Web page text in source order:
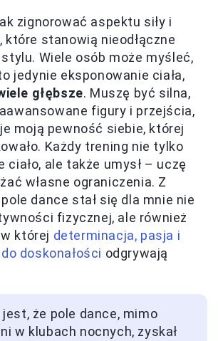
zignorować aspektu siły i
które stanowią nieodłączne
Wiele osób może myśleć,
jedynie eksponowanie ciała,
głębsze. Muszę być silna,
figury i przejścia,
moją pewność siebie, której
Każdy trening nie tylko
ciało, ale także umysł – uczę
własne ograniczenia. Z
dance stał się dla mnie nie
fizycznej, ale również
której determinacja, pasja i
doskonałości odgrywają
że pole dance, mimo
w klubach nocnych, zyskał